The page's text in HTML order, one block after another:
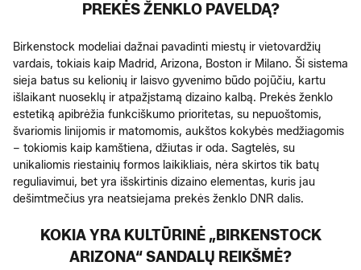
PREKĖS ŽENKLO PAVELDĄ?
Birkenstock modeliai dažnai pavadinti miestų ir vietovardžių
vardais, tokiais kaip Madrid, Arizona, Boston ir Milano. Ši sistema
sieja batus su kelionių ir laisvo gyvenimo būdo pojūčiu, kartu
išlaikant nuoseklų ir atpažįstamą dizaino kalbą. Prekės ženklo
estetiką apibrėžia funkciškumo prioritetas, su nepuoštomis,
švariomis linijomis ir matomomis, aukštos kokybės medžiagomis
– tokiomis kaip kamštiena, džiutas ir oda. Sagtelės, su
unikaliomis riestainių formos laikikliais, nėra skirtos tik batų
reguliavimui, bet yra išskirtinis dizaino elementas, kuris jau
dešimtmečius yra neatsiejama prekės ženklo DNR dalis.
KOKIA YRA KULTŪRINĖ „BIRKENSTOCK
ARIZONA“ SANDALŲ REIKŠMĖ?